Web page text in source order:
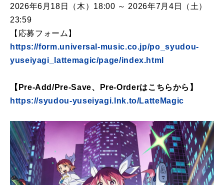
2026年6月18日（木）18:00 ～ 2026年7月4日（土）
23:59
【応募フォーム】
https://form.universal-music.co.jp/po_syudou-
yuseiyagi_lattemagic/page/index.html
【Pre-Add/Pre-Save、Pre-Orderはこちらから】
https://syudou-yuseiyagi.lnk.to/LatteMagic